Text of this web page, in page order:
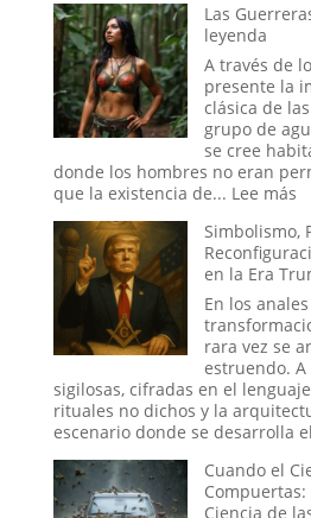
Decide
la
Hora
del
Apocalipsis
«Niños
Índigo»
y
el
¿La
Última
la
Psique
o
Sueño
de
un
Espía?
Las
leyenda
A través de
presente la
clásica de
grupo de
se cree
donde los hombres no eran
que la existencia de... Lee más:
Simbolismo,
en la Era
En los
rara vez se
estruendo. A
sigilosas, cifradas en el
rituales no dichos y la
escenario donde se desarrolla
Cuando el
Ciencia de